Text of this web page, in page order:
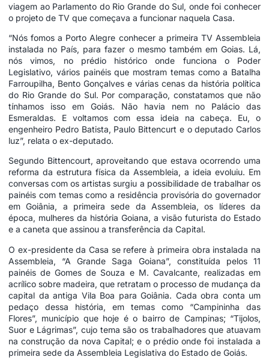
viagem ao Parlamento do Rio Grande do Sul, onde foi conhecer
o projeto de TV que começava a funcionar naquela Casa.
“Nós fomos a Porto Alegre conhecer a primeira TV Assembleia
instalada no País, para fazer o mesmo também em Goias. Lá,
nós vimos, no prédio histórico onde funciona o Poder
Legislativo, vários painéis que mostram temas como a Batalha
Farroupilha, Bento Gonçalves e várias cenas da história política
do Rio Grande do Sul. Por comparação, constatamos que não
tínhamos isso em Goiás. Não havia nem no Palácio das
Esmeraldas. E voltamos com essa ideia na cabeça. Eu, o
engenheiro Pedro Batista, Paulo Bittencurt e o deputado Carlos
luz”, relata o ex-deputado.
Segundo Bittencourt, aproveitando que estava ocorrendo uma
reforma da estrutura física da Assembleia, a ideia evoluiu. Em
conversas com os artistas surgiu a possibilidade de trabalhar os
painéis com temas como a residência provisória do governador
em Goiânia, a primeira sede da Assembleia, os líderes da
época, mulheres da história Goiana, a visão futurista do Estado
e a caneta que assinou a transferência da Capital.
O ex-presidente da Casa se refere à primeira obra instalada na
Assembleia, “A Grande Saga Goiana”, constituída pelos 11
painéis de Gomes de Souza e M. Cavalcante, realizadas em
acrílico sobre madeira, que retratam o processo de mudança da
capital da antiga Vila Boa para Goiânia. Cada obra conta um
pedaço dessa história, em temas como “Campininha das
Flores”, município que hoje é o bairro de Campinas; “Tijolos,
Suor e Lágrimas”, cujo tema são os trabalhadores que atuavam
na construção da nova Capital; e o prédio onde foi instalada a
primeira sede da Assembleia Legislativa do Estado de Goiás.